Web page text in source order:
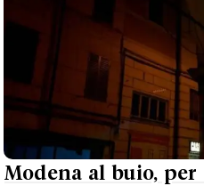
Modena al buio,